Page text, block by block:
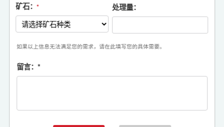
矿石： * 处理量：
如果以上信息无法满足您的需求，请在此填写您的具体需要。
留言：*